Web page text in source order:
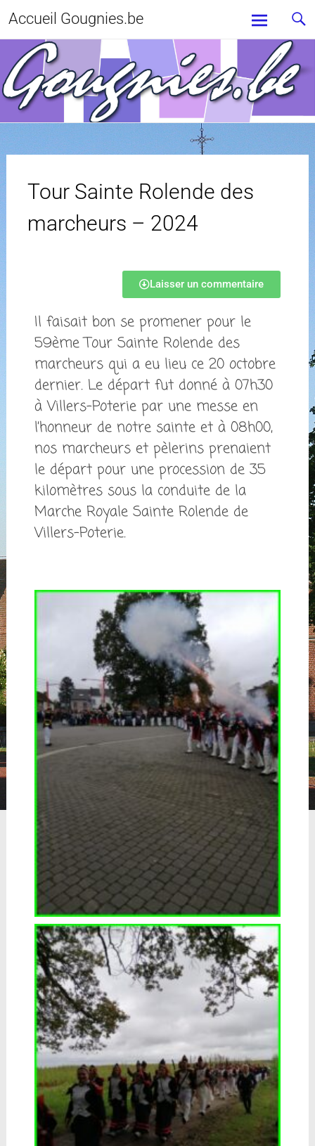
Accueil Gougnies.be
Tour Sainte Rolende des
marcheurs – 2024
Laisser un commentaire
Il faisait bon se promener pour le
59ème Tour Sainte Rolende des
marcheurs qui a eu lieu ce 20 octobre
dernier. Le départ fut donné à 07h30
à Villers-Poterie par une messe en
l’honneur de notre sainte et à 08h00,
nos marcheurs et pèlerins prenaient
le départ pour une procession de 35
kilomètres sous la conduite de la
Marche Royale Sainte Rolende de
Villers-Poterie.